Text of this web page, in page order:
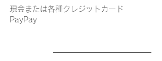
現金または各種クレジットカード
PayPay